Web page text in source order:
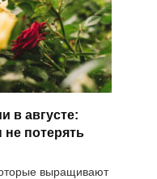
в августе:
потерять
выращивают